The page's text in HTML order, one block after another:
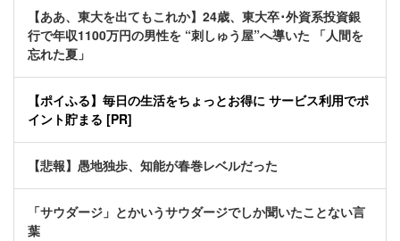
【ああ、東大を出てもこれか】24歳、東大卒･外資系投資銀
行で年収1100万円の男性を “刺しゅう屋”へ導いた 「人間を
忘れた夏」
【ポイふる】毎日の生活をちょっとお得に サービス利用でポ
イント貯まる [PR]
【悲報】愚地独歩、知能が春巻レベルだった
「サウダージ」とかいうサウダージでしか聞いたことない言
葉